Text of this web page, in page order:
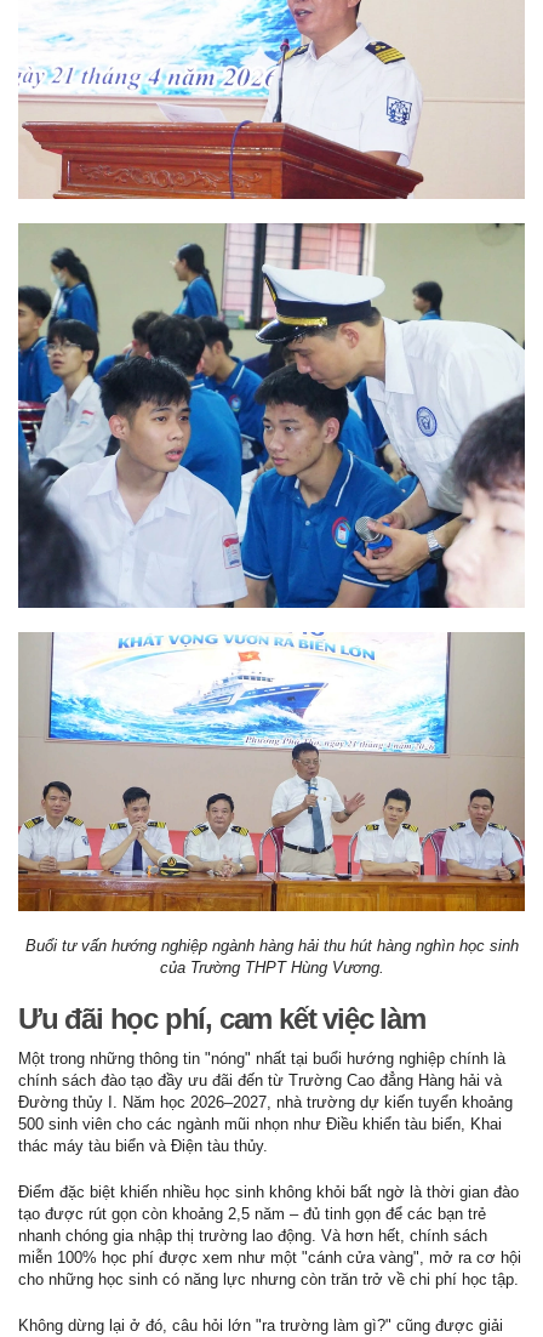
Buổi tư vấn hướng nghiệp ngành hàng hải thu hút hàng nghìn học sinh
của Trường THPT Hùng Vương.
Ưu đãi học phí, cam kết việc làm
Một trong những thông tin "nóng" nhất tại buổi hướng nghiệp chính là
chính sách đào tạo đầy ưu đãi đến từ Trường Cao đẳng Hàng hải và
Đường thủy I. Năm học 2026–2027, nhà trường dự kiến tuyển khoảng
500 sinh viên cho các ngành mũi nhọn như Điều khiển tàu biển, Khai
thác máy tàu biển và Điện tàu thủy.
Điểm đặc biệt khiến nhiều học sinh không khỏi bất ngờ là thời gian đào
tạo được rút gọn còn khoảng 2,5 năm – đủ tinh gọn để các bạn trẻ
nhanh chóng gia nhập thị trường lao động. Và hơn hết, chính sách
miễn 100% học phí được xem như một "cánh cửa vàng", mở ra cơ hội
cho những học sinh có năng lực nhưng còn trăn trở về chi phí học tập.
Không dừng lại ở đó, câu hỏi lớn "ra trường làm gì?" cũng được giải